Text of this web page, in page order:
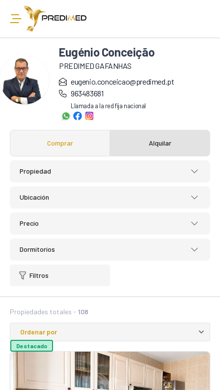
Eugénio Conceição
PREDIMED GAFANHAS
eugenio.conceicao@predimed.pt
963483681
Llamada a la red fija nacional
Comprar Alquilar
Propiedad
Ubicación
Precio
Dormitorios
Filtros
Propiedades totales - 108
Destacado